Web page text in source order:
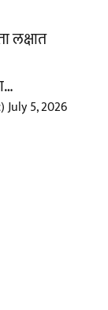
लक्षात
July 5, 2026